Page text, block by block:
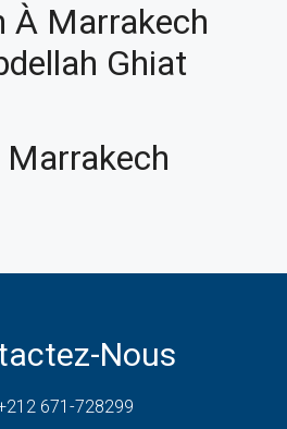
À Marrakech
Ghiat
Nous
671-728299